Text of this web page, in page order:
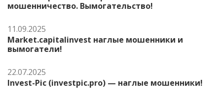
мошенничество. Вымогательство!
11.09.2025
Market.capitalinvest наглые мошенники и
вымогатели!
22.07.2025
Invest-Pic (investpic.pro) — наглые мошенники!